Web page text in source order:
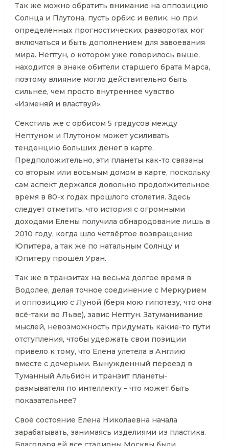
Так же можно обратить внимание на оппозицию
Солнца и Плутона, пусть орбис и велик, но при
определённых прогностических разворотах мог
включаться и быть дополнением для завоевания
мира. Нептун, о котором уже говорилось выше,
находится в знаке обители старшего брата Марса,
поэтому влияние могло действительно быть
сильнее, чем просто внутреннее чувство
«Изменяй и властвуй».
Секстиль же с орбисом 5 градусов между
Нептуном и Плутоном может усиливать
тенденцию больших денег в карте.
Предположительно, эти планеты как-то связаны
со вторым или восьмым домом в карте, поскольку
сам аспект держался довольно продолжительное
время в 80-х годах прошлого столетия. Здесь
следует отметить, что история с огромными
доходами Елены получила обнародование лишь в
2010 году, когда шло четвёртое возвращение
Юпитера, а так же по натальным Солнцу и
Юпитеру прошёл Уран.
Так же в транзитах на весьма долгое время в
Водолее, делая точное соединение с Меркурием
и оппозицию с Луной (беря мою гипотезу, что она
всё-таки во Льве), завис Нептун. Затуманивание
мыслей, невозможность придумать какие-то пути
отступления, чтобы удержать свои позиции
привело к тому, что Елена улетела в Англию
вместе с дочерьми. Вынужденный переезд в
Туманный Альбион и транзит планеты-
размывателя по интеллекту – что может быть
показательнее?
Своё состояние Елена Николаевна начала
зарабатывать, занимаясь изделиями из пластика.